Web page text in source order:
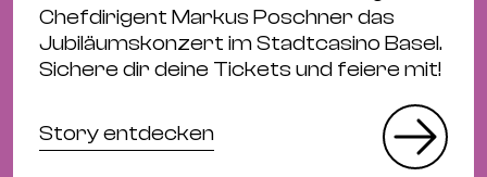
Chefdirigent Markus Poschner das
Jubiläumskonzert im Stadtcasino Basel.
Sichere dir deine Tickets und feiere mit!
Story entdecken